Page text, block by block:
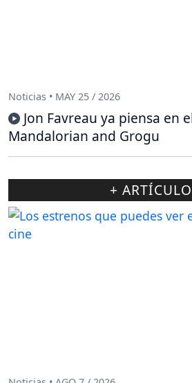
Noticias • MAY 25 / 2026
Jon Favreau ya piensa en
Mandalorian and Grogu
+